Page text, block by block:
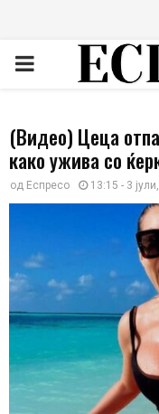
PRIMARY
(Видео) Цеца
како ужива со
од Еспресо 13:15 - 3